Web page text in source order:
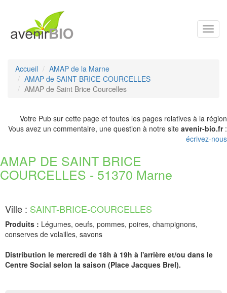
Accueil
AMAP de la Marne
AMAP de SAINT-BRICE-COURCELLES
AMAP de Saint Brice Courcelles
Votre Pub sur cette page et toutes les pages relatives à la région
Vous avez un commentaire, une question à notre site avenir-bio.fr:
écrivez-nous
AMAP DE SAINT BRICE
COURCELLES - 51370 Marne
Ville : SAINT-BRICE-COURCELLES
Produits : Légumes, oeufs, pommes, poires, champignons,
conserves de volailles, savons
Distribution le mercredi de 18h à 19h à l'arrière et/ou dans le
Centre Social selon la saison (Place Jacques Brel).